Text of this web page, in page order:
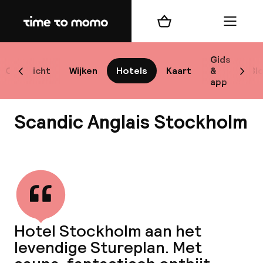
Home
Overzicht Wijken Hotels Kaart
Gids
&
app
Scroll naar links
Winkelmand Menu
Scandic Anglais Stockholm
Hotel Stockholm aan het
levendige Stureplan. Met